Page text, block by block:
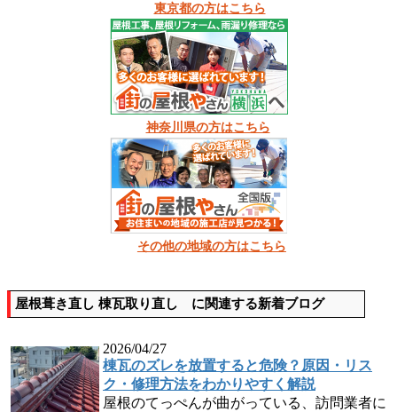
東京都の方はこちら
神奈川県の方はこちら
その他の地域の方はこちら
屋根葺き直し 棟瓦取り直し に関連する新着ブログ
2026/04/27
棟瓦のズレを放置すると危険？原因・リス
ク・修理方法をわかりやすく解説
屋根のてっぺんが曲がっている、訪問業者に